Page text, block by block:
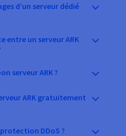
d’un serveur dédié
entre un serveur ARK
serveur ARK ?
ARK gratuitement
DDoS ?